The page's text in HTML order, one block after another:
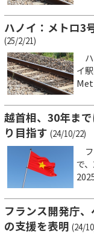
ハノイ：メトロ3
(25/2/21)
ハ
イ
越首相、30年ま
り目指す (24/10/22)
フ
で
フランス開発庁
の支援を表明 (24/